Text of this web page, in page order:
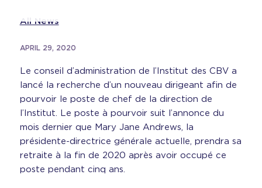
All News
APRIL 29, 2020
Le conseil d’administration de l’Institut des CBV a
lancé la recherche d’un nouveau dirigeant afin de
pourvoir le poste de chef de la direction de
l’Institut. Le poste à pourvoir suit l’annonce du
mois dernier que Mary Jane Andrews, la
présidente-directrice générale actuelle, prendra sa
retraite à la fin de 2020 après avoir occupé ce
poste pendant cinq ans.